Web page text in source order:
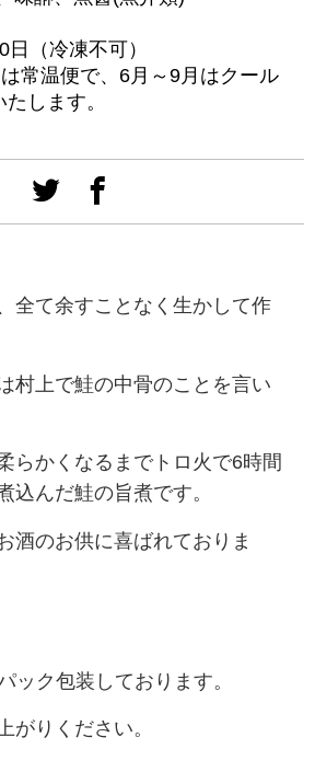
（冷凍不可）
常温便で、6月～9月はクール
します。
全て余すことなく生かして作
村上で鮭の中骨のことを言い
らかくなるまでトロ火で6時間
込んだ鮭の旨煮です。
酒のお供に喜ばれておりま
ック包装しております。
がりください。